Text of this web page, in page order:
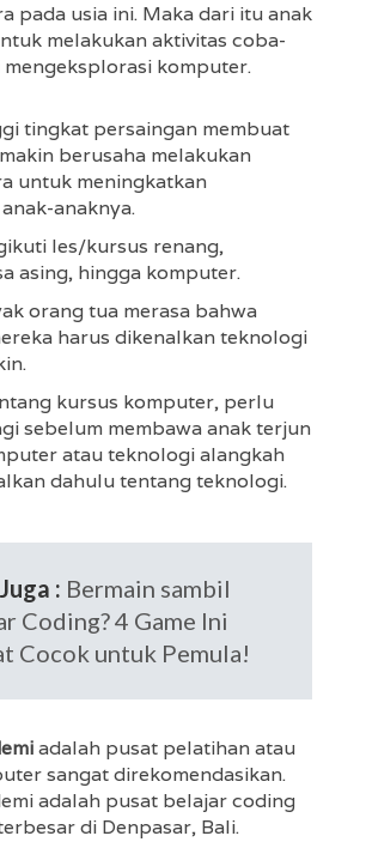
pada usia ini. Maka dari itu anak
melakukan aktivitas coba-
komputer.
tingkat persaingan membuat
berusaha melakukan
untuk meningkatkan
anaknya.
les/kursus renang,
asing, hingga komputer.
orang tua merasa bahwa
harus dikenalkan teknologi
kursus komputer, perlu
sebelum membawa anak terjun
atau teknologi alangkah
dahulu tentang teknologi.
: Bermain sambil
Coding? 4 Game Ini
Cocok untuk Pemula!
adalah pusat pelatihan atau
sangat direkomendasikan.
adalah pusat belajar coding
di Denpasar, Bali.